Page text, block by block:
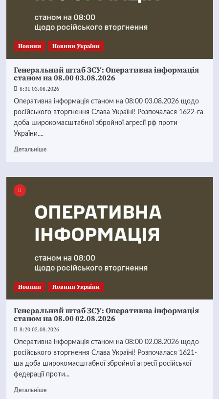
Новини Новини України
Генеральний штаб ЗСУ: Оперативна інформація
станом на 08.00 03.08.2026
8:31 03.08.2026
Оперативна інформація станом на 08:00 03.08.2026 щодо
російського вторгнення Слава Україні! Розпочалася 1622-га
доба широкомасштабної збройної агресії рф проти
України....
Детальніше
Новини Новини України
Генеральний штаб ЗСУ: Оперативна інформація
станом на 08.00 02.08.2026
8:20 02.08.2026
Оперативна інформація станом на 08:00 02.08.2026 щодо
російського вторгнення Слава Україні! Розпочалася 1621-
ша доба широкомасштабної збройної агресії російської
федерації проти...
Детальніше